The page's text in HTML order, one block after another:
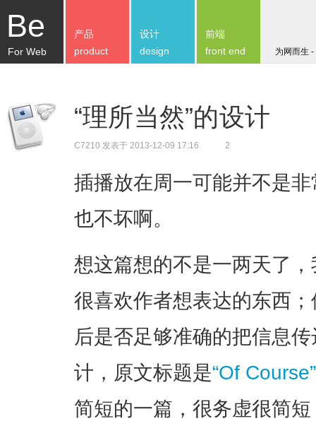
Be
For Web 为网而生
产品
product
设计
design
前端
front end
“理所当然”的设计
C7210 发表于 2013-12-09 17:16 2
插播放在周一可能并不是
也不坏啊。
想这篇想的不是一两天了
很喜欢作者想表达的东西
后是否足够准确的把信息
计，原文标题是“Of
简短的一篇，很务虚很简